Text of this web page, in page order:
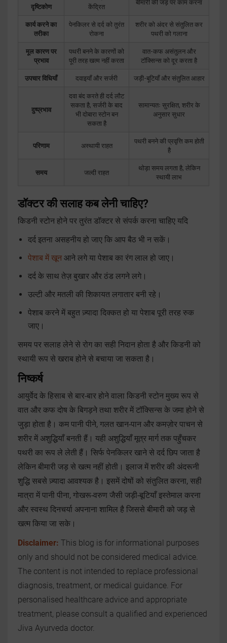
दृष्टिकोण
केंद्रित
बीमारी की जड़ पर काम करना
कार्य करने का
तरीका
पेनकिलर से दर्द को तुरंत
रोकना
शरीर को अंदर से संतुलित कर
पथरी को गलाना
मूल कारण पर
प्रभाव
पथरी बनने के कारणों को
पूरी तरह खत्म नहीं करता
वात-कफ असंतुलन और
टॉक्सिन्स को दूर करता है
उपचार विधियाँ दवाइयाँ और सर्जरी जड़ी-बूटियाँ और संतुलित आहार
दुष्प्रभाव
दवा बंद करते ही दर्द लौट
सकता है, सर्जरी के बाद
भी दोबारा स्टोन बन
सकता है
सामान्यतः सुरक्षित, शरीर के
अनुसार सुधार
परिणाम अस्थायी राहत
पथरी बनने की प्रवृत्ति कम होती
है
समय जल्दी राहत
थोड़ा समय लगता है, लेकिन
स्थायी लाभ
डॉक्टर की सलाह कब लेनी चाहिए?
किडनी स्टोन होने पर तुरंत डॉक्टर से संपर्क करना चाहिए यदि
दर्द इतना असहनीय हो जाए कि आप बैठ भी न सकें।
पेशाब में खून आने लगे या पेशाब का रंग लाल हो जाए।
दर्द के साथ तेज़ बुखार और ठंड लगने लगे।
उल्टी और मतली की शिकायत लगातार बनी रहे।
पेशाब करने में बहुत ज़्यादा दिक्कत हो या पेशाब पूरी तरह रुक
जाए।
समय पर सलाह लेने से रोग का सही निदान होता है और किडनी को
स्थायी रूप से खराब होने से बचाया जा सकता है।
निष्कर्ष
आयुर्वेद के हिसाब से बार-बार होने वाला किडनी स्टोन मुख्य रूप से
वात और कफ दोष के बिगड़ने तथा शरीर में टॉक्सिन्स के जमा होने से
जुड़ा होता है। कम पानी पीने, गलत खान-पान और कमज़ोर पाचन से
शरीर में अशुद्धियाँ बनती हैं। यही अशुद्धियाँ मूत्र मार्ग तक पहुँचकर
पथरी का रूप ले लेती हैं। सिर्फ पेनकिलर खाने से दर्द छिप जाता है
लेकिन बीमारी जड़ से खत्म नहीं होती। इलाज में शरीर की अंदरूनी
शुद्धि सबसे ज़्यादा आवश्यक है। इसमें दोषों को संतुलित करना, सही
मात्रा में पानी पीना, गोखरू-वरुण जैसी जड़ी-बूटियाँ इस्तेमाल करना
और स्वस्थ दिनचर्या अपनाना शामिल है जिससे बीमारी को जड़ से
खत्म किया जा सके।
Disclaimer: This blog is for informational purposes
only and should not be considered medical advice.
The content is not intended to replace professional
diagnosis, treatment, or medical guidance. For
personalised healthcare advice and appropriate
treatment, please consult a qualified and experienced
Jiva Ayurveda doctor.